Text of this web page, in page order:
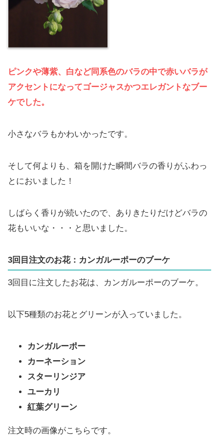
ピンクや薄紫、白など同系色のバラの中で赤いバラが
アクセントになってゴージャスかつエレガントなブー
ケでした。
小さなバラもかわいかったです。
そして何よりも、箱を開けた瞬間バラの香りがふわっ
とにおいました！
しばらく香りが続いたので、ありきたりだけどバラの
花もいいな・・・と思いました。
3回目注文のお花：カンガルーポーのブーケ
3回目に注文したお花は、カンガルーポーのブーケ。
以下5種類のお花とグリーンが入っていました。
カンガルーポー
カーネーション
スターリンジア
ユーカリ
紅葉グリーン
注文時の画像がこちらです。